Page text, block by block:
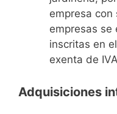
empresa con
empresas se
inscritas en
exenta de
Adquisiciones